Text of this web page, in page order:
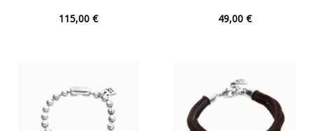
115,00 € 49,00 €